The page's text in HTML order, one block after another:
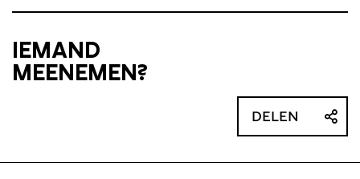
IEMAND
MEENEMEN?
DELEN